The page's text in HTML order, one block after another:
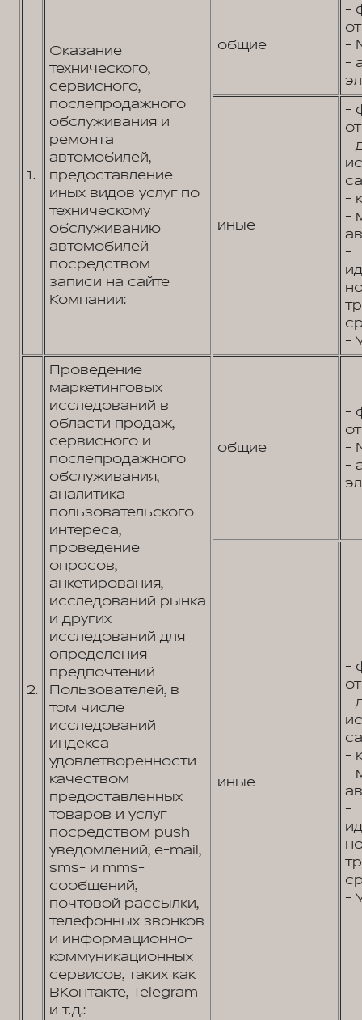
1.
Оказание
технического,
сервисного,
послепродажного
обслуживания и
ремонта
автомобилей,
предоставление
иных видов услуг по
техническому
обслуживанию
автомобилей
посредством
записи на сайте
Компании:
общие
-
-
-
иные
-
-
-
-
-
-
2.
Проведение
маркетинговых
исследований в
области продаж,
сервисного и
послепродажного
обслуживания,
аналитика
пользовательского
интереса,
проведение
опросов,
анкетирования,
исследований рынка
и других
исследований для
определения
предпочтений
Пользователей, в
том числе
исследований
индекса
удовлетворенности
качеством
предоставленных
товаров и услуг
посредством push –
уведомлений, e-mail,
sms- и mms-
сообщений,
почтовой рассылки,
телефонных звонков
и информационно-
коммуникационных
сервисов, таких как
ВКонтакте, Telegram
и т.д.:
общие
-
-
-
иные
-
-
-
-
-
-